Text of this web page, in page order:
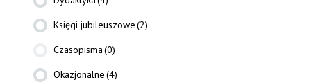
Księgi jubileuszowe(2)
Czasopisma(0)
Okazjonalne(4)